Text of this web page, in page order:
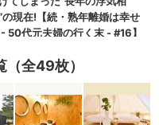
（全49枚）